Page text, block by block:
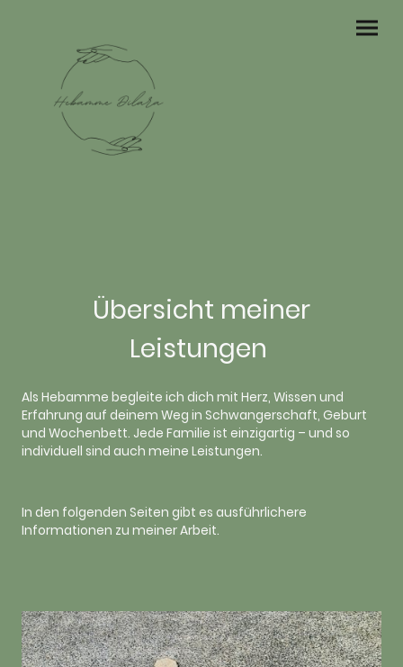
Übersicht meiner
Leistungen
Als Hebamme begleite ich dich mit Herz, Wissen und
Erfahrung auf deinem Weg in Schwangerschaft, Geburt
und Wochenbett. Jede Familie ist einzigartig – und so
individuell sind auch meine Leistungen.
In den folgenden Seiten gibt es ausführlichere
Informationen zu meiner Arbeit.